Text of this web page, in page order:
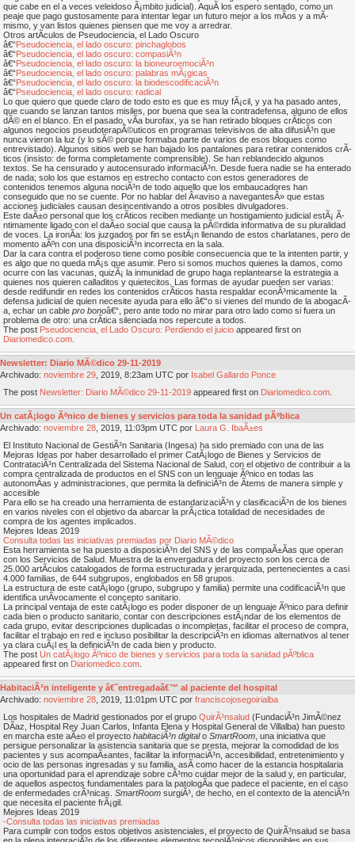
que cabe en el a veces veleidoso Ã¡mbito judicial). AquÃ­ los espero sentado, como un
peaje que pago gustosamente para intentar legar un futuro mejor a los mÃ­os y a mÃ­
mismo, y van listos quienes piensen que me voy a arredrar.
Otros artÃ­culos de Pseudociencia, el Lado Oscuro
â€“Pseudociencia, el lado oscuro: pinchaglobos
â€“Pseudociencia, el lado oscuro: compasiÃ³n
â€“Pseudociencia, el lado oscuro: la bioneuroemociÃ³n
â€“Pseudociencia, el lado oscuro: palabras mÃ¡gicas
â€“Pseudociencia, el lado oscuro: la biodescodificaciÃ³n
â€“Pseudociencia, el lado oscuro: radical
Lo que quiero que quede claro de todo esto es que es muy fÃ¡cil, y ya ha pasado antes,
que cuando se lanzan tantos misiles, por buena que sea la contradefensa, alguno de ellos
dÃ© en el blanco. En el pasado, vÃ­a burofax, ya se han retirado bloques crÃ­ticos con
algunos negocios pseudoterapÃ©uticos en programas televisivos de alta difusiÃ³n que
nunca vieron la luz (y lo sÃ© porque formaba parte de varios de esos bloques como
entrevistado). Algunos sitios web se han bajado los pantalones para retirar contenidos crÃ­
ticos (insisto: de forma completamente comprensible). Se han reblandecido algunos
textos. Se ha censurado y autocensurado informaciÃ³n. Desde fuera nadie se ha enterado
de nada; solo los que estamos en estrecho contacto con estos generadores de
contenidos tenemos alguna nociÃ³n de todo aquello que los embaucadores han
conseguido que no se cuente. Por no hablar del Â«aviso a navegantesÂ» que estas
acciones judiciales causan desincentivando a otros posibles divulgadores.
Este daÃ±o personal que los crÃ­ticos reciben mediante un hostigamiento judicial estÃ¡ Ã­
ntimamente ligado con el daÃ±o social que causa la pÃ©rdida informativa de su pluralidad
de voces. La ironÃ­a: los juzgados por fin se estÃ¡n llenando de estos charlatanes, pero de
momento aÃºn con una disposiciÃ³n incorrecta en la sala.
Dar la cara contra el poderoso tiene como posible consecuencia que te la intenten partir, y
es algo que no queda mÃ¡s que asumir. Pero si somos muchos quienes la damos, como
ocurre con las vacunas, quizÃ¡ la inmunidad de grupo haga replantearse la estrategia a
quienes nos quieren calladitos y quietecitos. Las formas de ayudar pueden ser varias:
desde redifundir en redes los contenidos crÃ­ticos hasta respaldar econÃ³micamente la
defensa judicial de quien necesite ayuda para ello â€“o si vienes del mundo de la abogacÃ­
a, echar un cable pro bonoâ€“, pero ante todo no mirar para otro lado como si fuera un
problema de otro: una crÃ­tica silenciada nos repercute a todos.
The post Pseudociencia, el Lado Oscuro: Perdiendo el juicio appeared first on
Diariomedico.com
Newsletter: Diario MÃ©dico 29-11-2019
Archivado: noviembre 29 , 2019, 8:23am UTC por Isabel Gallardo Ponce
The post Newsletter: Diario MÃ©dico 29-11-2019 appeared first on Diariomedico.com
Un catÃ¡logo Ãºnico de bienes y servicios para toda la sanidad pÃºblica
Archivado: noviembre 28 , 2019, 11:03pm UTC por Laura G. IbaÃ±es
El Instituto Nacional de GestiÃ³n Sanitaria (Ingesa) ha sido premiado con una de las
Mejoras Ideas por haber desarrollado el primer CatÃ¡logo de Bienes y Servicios de
ContrataciÃ³n Centralizada del Sistema Nacional de Salud, con el objetivo de contribuir a la
compra centralizada de productos en el SNS con un lenguaje Ãºnico en todas las
autonomÃ­as y administraciones, que permita la definiciÃ³n de Ã­tems de manera simple y
accesible
Para ello se ha creado una herramienta de estandarizaciÃ³n y clasificaciÃ³n de los bienes
en varios niveles con el objetivo da abarcar la prÃ¡ctica totalidad de necesidades de
compra de los agentes implicados.
Mejores Ideas 2019
Consulta todas las iniciativas premiadas por Diario MÃ©dico
Esta herramienta se ha puesto a disposiciÃ³n del SNS y de las compaÃ±Ã­as que operan
con los Servicios de Salud. Muestra de la envergadura del proyecto son los cerca de
25.000 artÃ­culos catalogados de forma estructurada y jerarquizada, pertenecientes a casi
4.000 familias, de 644 subgrupos, englobados en 58 grupos.
La estructura de este catÃ¡logo (grupo, subgrupo y familia) permite una codificaciÃ³n que
identifica unÃ­vocamente el concepto sanitario.
La principal ventaja de este catÃ¡logo es poder disponer de un lenguaje Ãºnico para definir
cada bien o producto sanitario, contar con descripciones estÃ¡ndar de los elementos de
cada grupo, evitar descripciones duplicadas o incompletas, facilitar el proceso de compra,
facilitar el trabajo en red e incluso posibilitar la descripciÃ³n en idiomas alternativos al tener
ya clara cuÃ¡l es la definiciÃ³n de cada bien y producto.
The post Un catÃ¡logo Ãºnico de bienes y servicios para toda la sanidad pÃºblica
appeared first on Diariomedico.com
HabitaciÃ³n inteligente y â€˜entregadaâ€™ al paciente del hospital
Archivado: noviembre 28 , 2019, 11:01pm UTC por franciscojosegoirialba
Los hospitales de Madrid gestionados por el grupo QuirÃ³nsalud (FundaciÃ³n JimÃ©nez
DÃ­az, Hospital Rey Juan Carlos, Infanta Elena y Hospital General de Villalba) han puesto
en marcha este aÃ±o el proyecto habitaciÃ³n digitalo SmartRoom , una iniciativa que
persigue personalizar la asistencia sanitaria que se presta, mejorar la comodidad de los
pacientes y sus acompaÃ±antes, facilitar la informaciÃ³n, accesibilidad, entretenimiento y
ocio de las personas ingresadas y su familia, asÃ­ como hacer de la estancia hospitalaria
una oportunidad para el aprendizaje sobre cÃ³mo cuidar mejor de la salud y, en particular,
de aquellos aspectos fundamentales para la patologÃ­a que padece el paciente, en el caso
de enfermedades crÃ³nicas. SmartRoom surgiÃ³, de hecho, en el contexto de la atenciÃ³n
que necesita el paciente frÃ¡gil.
Mejores Ideas 2019
-Consulta todas las iniciativas premiadas
Para cumplir con todos estos objetivos asistenciales, el proyecto de QuirÃ³nsalud se basa